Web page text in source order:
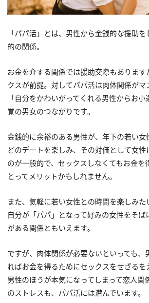
「パパ活」とは、男性から金銭的な援助
的の関係。
お金を介する関係では援助交際もあります
クスが前提。対してパパ活は肉体関係がマ
「自分をかわいがってくれる男性からお
覚の男女のつながりです。
金銭的に余裕のある男性が、年下の若い女
どのデートを楽しみ、その対価として女性
のが一般的で、セックスしなくてもお金を
とってメリットかもしれません。
また、気軽に若い女性との時間を楽しみた
自分が「パパ」となって好みの女性をそば
がある関係ともいえます。
ですが、肉体関係が必要ないといっても、
ればお金を得るためにセックスをせざるを
男性のほうが本気になってしまって恋人関
のストレスも、パパ活には潜んでいます。